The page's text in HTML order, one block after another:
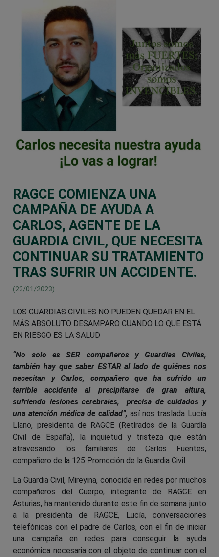
RAGCE COMIENZA UNA
CAMPAÑA DE AYUDA A
CARLOS, AGENTE DE LA
GUARDIA CIVIL, QUE NECESITA
CONTINUAR SU TRATAMIENTO
TRAS SUFRIR UN ACCIDENTE.
(23/01/2023)
LOS GUARDIAS CIVILES NO PUEDEN QUEDAR EN EL
MÁS ABSOLUTO DESAMPARO CUANDO LO QUE ESTÁ
EN RIESGO ES LA SALUD
“No solo es SER compañeros y Guardias Civiles,
también hay que saber ESTAR al lado de quiénes nos
necesitan y Carlos, compañero que ha sufrido un
terrible accidente al precipitarse de gran altura,
sufriendo lesiones cerebrales, precisa de cuidados y
una atención médica de calidad”, así nos traslada Lucía
Llano, presidenta de RAGCE (Retirados de la Guardia
Civil de España), la inquietud y tristeza que están
atravesando los familiares de Carlos Fuentes,
compañero de la 125 Promoción de la Guardia Civil.
La Guardia Civil, Mireyina, conocida en redes por muchos
compañeros del Cuerpo, integrante de RAGCE en
Asturias, ha mantenido durante este fin de semana junto
a la presidenta de RAGCE, Lucía, conversaciones
telefónicas con el padre de Carlos, con el fin de iniciar
una campaña en redes para conseguir la ayuda
económica necesaria con el objeto de continuar con el